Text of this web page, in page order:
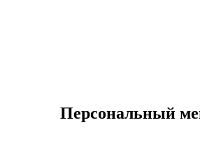
Персональный